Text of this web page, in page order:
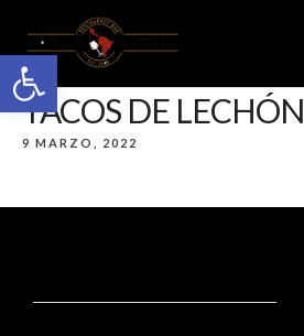
Open toolbar
TACOS DE LECHÓN
9 MARZO, 2022